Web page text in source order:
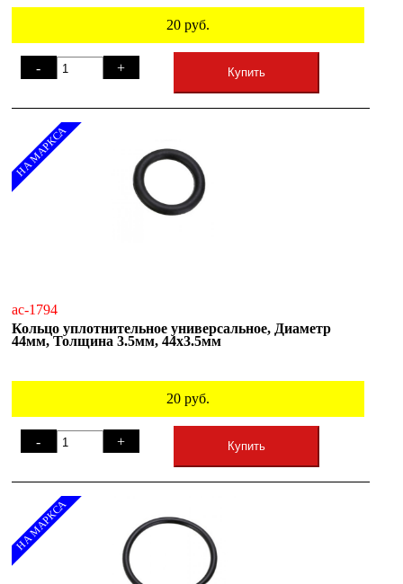
20 руб.
- + Купить
НА МАРКСА
ac-1794
Кольцо уплотнительное универсальное, Диаметр
44мм, Толщина 3.5мм, 44х3.5мм
20 руб.
- + Купить
НА МАРКСА